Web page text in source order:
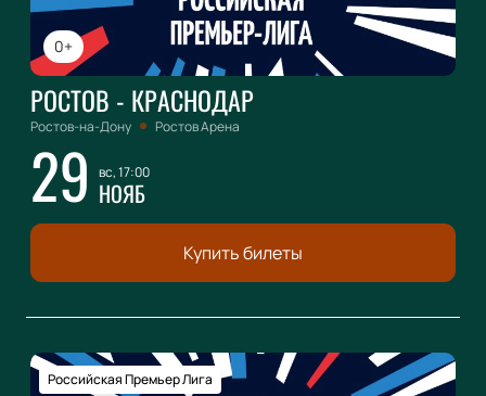
0+
РОСТОВ - КРАСНОДАР
Ростов-на-Дону Ростов Арена
29 вс, 17:00
НОЯБ
Купить билеты
Российская Премьер Лига